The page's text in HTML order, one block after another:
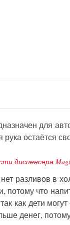
для
рука остаётся
диспенсера
разливов в
потому что
как дети
денег,